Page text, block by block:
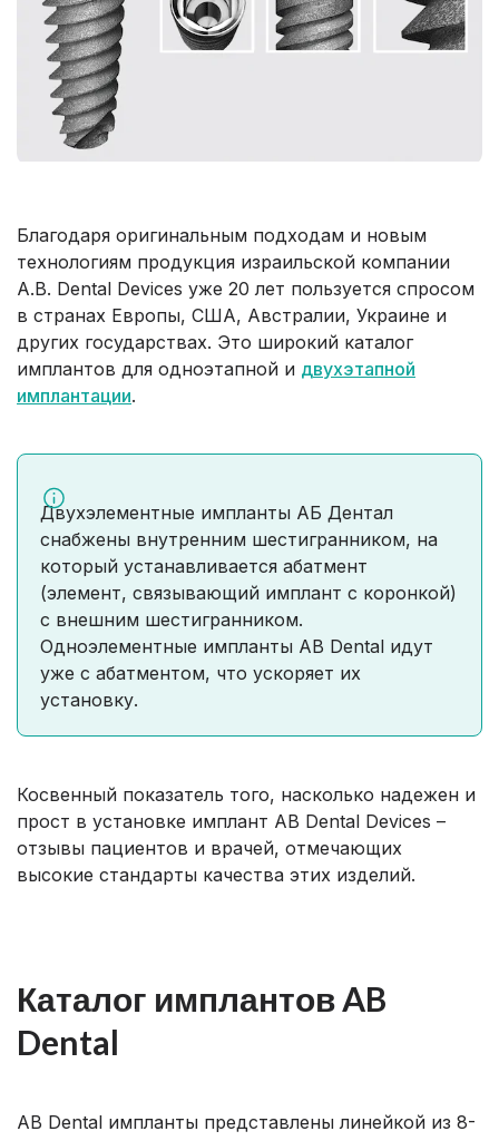
Благодаря оригинальным подходам и новым
технологиям продукция израильской компании
A.B. Dental Devices уже 20 лет пользуется спросом
в странах Европы, США, Австралии, Украине и
других государствах. Это широкий каталог
имплантов для одноэтапной и двухэтапной
имплантации.
Двухэлементные импланты АБ Дентал
снабжены внутренним шестигранником, на
который устанавливается абатмент
(элемент, связывающий имплант с коронкой)
с внешним шестигранником.
Одноэлементные импланты AB Dental идут
уже с абатментом, что ускоряет их
установку.
Косвенный показатель того, насколько надежен и
прост в установке имплант AB Dental Devices –
отзывы пациентов и врачей, отмечающих
высокие стандарты качества этих изделий.
Каталог имплантов AB
Dental
AB Dental импланты представлены линейкой из 8-